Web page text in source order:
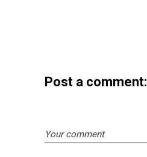
Post a comment: